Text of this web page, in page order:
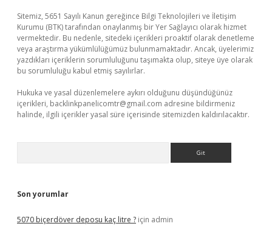
Sitemiz, 5651 Sayılı Kanun gereğince Bilgi Teknolojileri ve İletişim
Kurumu (BTK) tarafından onaylanmış bir Yer Sağlayıcı olarak hizmet
vermektedir. Bu nedenle, sitedeki içerikleri proaktif olarak denetleme
veya araştırma yükümlülüğümüz bulunmamaktadır. Ancak, üyelerimiz
yazdıkları içeriklerin sorumluluğunu taşımakta olup, siteye üye olarak
bu sorumluluğu kabul etmiş sayılırlar.
Hukuka ve yasal düzenlemelere aykırı olduğunu düşündüğünüz
içerikleri, backlinkpanelicomtr@gmail.com adresine bildirmeniz
halinde, ilgili içerikler yasal süre içerisinde sitemizden kaldırılacaktır.
Son yorumlar
5070 biçerdöver deposu kaç litre ? için admin